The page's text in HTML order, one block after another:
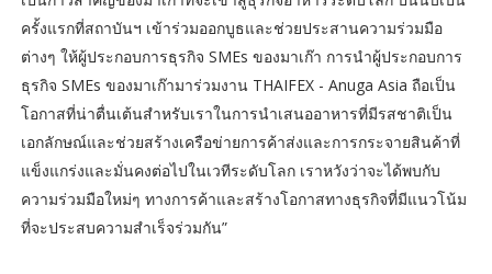
ครั้งแรกที่สถาบันฯ เข้าร่วมออกบูธและช่วยประสานความร่วมมือ
ต่างๆ ให้ผู้ประกอบการธุรกิจ SMEs ของมาเก๊า การนำผู้ประกอบการ
ธุรกิจ SMEs ของมาเก๊ามาร่วมงาน THAIFEX - Anuga Asia ถือเป็น
โอกาสที่น่าตื่นเต้นสำหรับเราในการนำเสนออาหารที่มีรสชาติเป็น
เอกลักษณ์และช่วยสร้างเครือข่ายการค้าส่งและการกระจายสินค้าที่
แข็งแกร่งและมั่นคงต่อไปในเวทีระดับโลก เราหวังว่าจะได้พบกับ
ความร่วมมือใหม่ๆ ทางการค้าและสร้างโอกาสทางธุรกิจที่มีแนวโน้ม
ที่จะประสบความสำเร็จร่วมกัน”